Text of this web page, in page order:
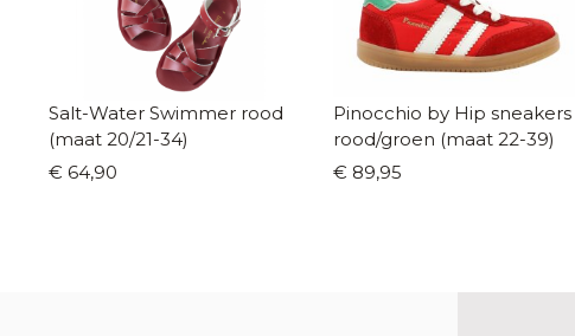
Salt-Water Swimmer rood
(maat 20/21-34)
€ 64,90
Pinocchio by Hip sneakers
rood/groen (maat 22-39)
€ 89,95